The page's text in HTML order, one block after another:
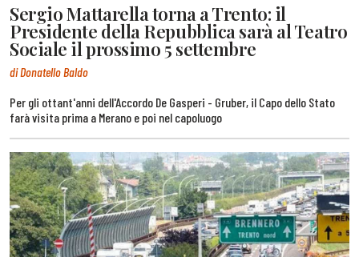
Sergio Mattarella torna a Trento: il
Presidente della Repubblica sarà al Teatro
Sociale il prossimo 5 settembre
di Donatello Baldo
Per gli ottant'anni dell'Accordo De Gasperi - Gruber, il Capo dello Stato
farà visita prima a Merano e poi nel capoluogo